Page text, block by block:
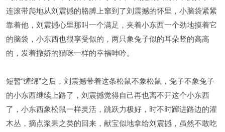
连滚带爬地从刘震撼的胳膊上窜到了刘震撼的怀里，小脑袋紧紧
靠着他，刘震撼心里那叫一个满足，夹着小东西一个劲地摸着它
的脑袋，小东西也很享受似的，两只象兔子似的耳朵竖的高高
的，发着撒娇的猫咪一样的幸福呻吟。
短暂“缠绵”之后，刘震撼带着这条松鼠不象松鼠，兔子不象兔子
的小东西继续上路了，刘震撼觉得自己再也离不开这个小东西
了，小东西象松鼠一样灵活，跳跃力极好，时不时蹿进路边的灌
木丛，摘点浆果之类的回来，献宝似地拿给刘震撼，虽然不敢吃